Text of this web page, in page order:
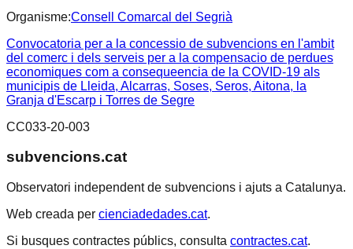
Organisme:Consell Comarcal del Segrià
Convocatoria per a la concessio de subvencions en l'ambit
del comerc i dels serveis per a la compensacio de perdues
economiques com a consequeencia de la COVID-19 als
municipis de Lleida, Alcarras, Soses, Seros, Aitona, la
Granja d'Escarp i Torres de Segre
CC033-20-003
subvencions.cat
Observatori independent de subvencions i ajuts a Catalunya.
Web creada per cienciadedades.cat.
Si busques contractes públics, consulta contractes.cat.